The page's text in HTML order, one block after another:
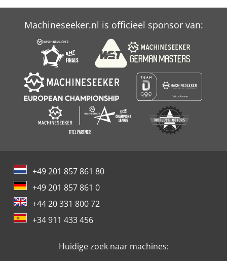
Schechtl Lbx
Scheer
Wabeco
Machineseeker.nl is officieel sponsor van:
+49 201 857 861 80
+49 201 857 861 0
+44 20 331 800 72
+34 911 433 456
Huidige zoek naar machines: